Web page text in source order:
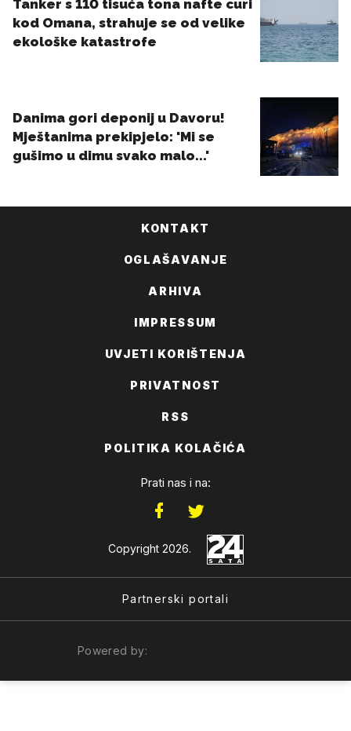
KONTAKT
OGLAŠAVANJE
ARHIVA
IMPRESSUM
UVJETI KORIŠTENJA
PRIVATNOST
RSS
POLITIKA KOLAČIĆA
Prati nas i na:
Copyright 2026.
Partnerski portali
Powered by: